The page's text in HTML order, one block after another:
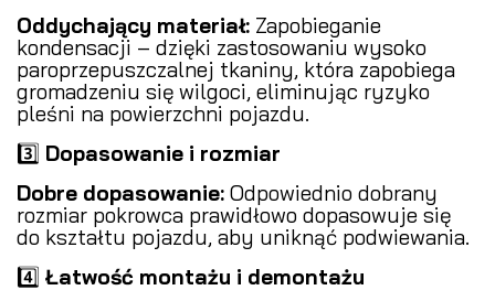
Oddychający materiał: Zapobieganie
kondensacji – dzięki zastosowaniu wysoko
paroprzepuszczalnej tkaniny, która zapobiega
gromadzeniu się wilgoci, eliminując ryzyko
pleśni na powierzchni pojazdu.
3️⃣ Dopasowanie i rozmiar
Dobre dopasowanie: Odpowiednio dobrany
rozmiar pokrowca prawidłowo dopasowuje się
do kształtu pojazdu, aby uniknąć podwiewania.
4️⃣ Łatwość montażu i demontażu